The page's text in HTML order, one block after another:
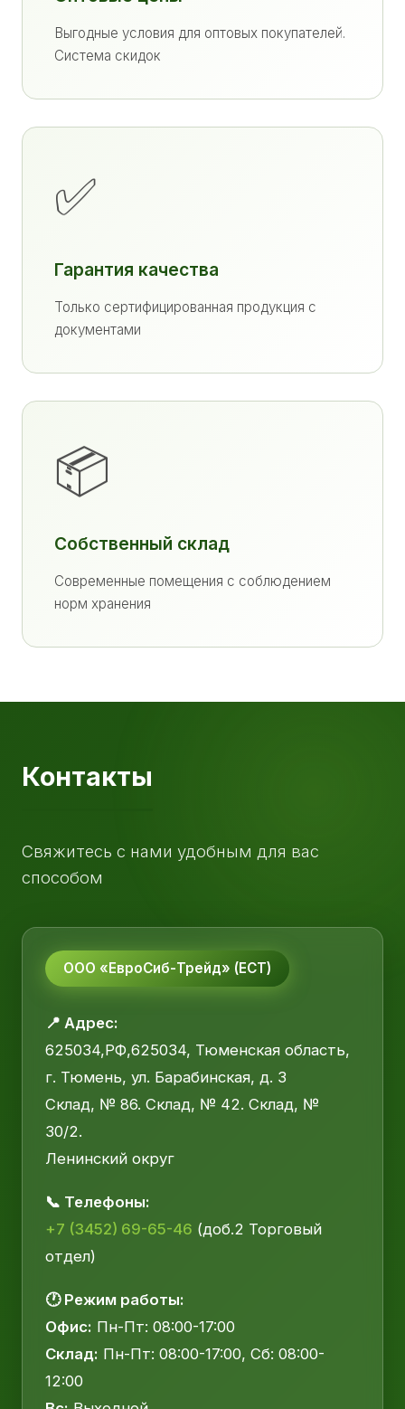
Выгодные условия для оптовых покупателей.
Система скидок
✅
Гарантия качества
Только сертифицированная продукция с
документами
📦
Собственный склад
Современные помещения с соблюдением
норм хранения
Контакты
Свяжитесь с нами удобным для вас
способом
ООО «ЕвроСиб-Трейд» (ЕСТ)
📍 Адрес:
625034,РФ,625034, Тюменская область,
г. Тюмень, ул. Барабинская, д. 3
Склад, № 86. Склад, № 42. Склад, №
30/2.
Ленинский округ
📞 Телефоны:
+7 (3452) 69-65-46 (доб.2 Торговый
отдел)
🕐 Режим работы:
Офис: Пн-Пт: 08:00-17:00
Склад: Пн-Пт: 08:00-17:00, Сб: 08:00-
12:00